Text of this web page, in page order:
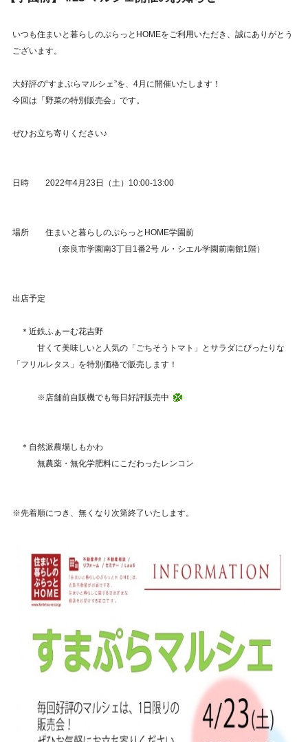
いつも住まいと暮らしのぷらっとHOMEをご利用いただき、誠にありがとう
ございます。
大好評の“すまぷらマルシェ”を、4月に開催いたします！
今回は「野菜の特別販売会」です。
ぜひお立ち寄りください♪
日時 2022年4月23日（土）10:00-13:00
場所 住まいと暮らしのぷらっとHOME学園前
（奈良市学園南3丁目1番2号 ル・シエル学園前南館1階）
出店予定
＊近鉄ふぁーむ花吉野
甘くて美味しいと人気の「ごちそうトマト」とサラダにぴったりな
「フリルレタス」を特別価格で販売します！
※店舗前自販機でも毎日好評販売中
＊自然派農場しもかわ
無農薬・無化学肥料にこだわったレンコン
※先着順につき、無くなり次第終了いたします。